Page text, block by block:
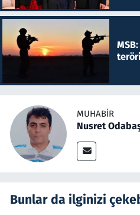
MUHABIR
Nusret
Bunlar da ilginizi